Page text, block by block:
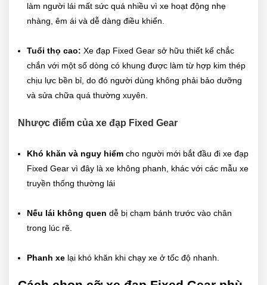
làm người lái mất sức quá nhiều vì xe hoạt động nhẹ
nhàng, êm ái và dễ dàng điều khiển.
Tuổi thọ cao: Xe đạp Fixed Gear sở hữu thiết kế chắc
chắn với một số dòng có khung được làm từ hợp kim thép
chịu lực bền bỉ, do đó người dùng không phải bảo dưỡng
và sửa chữa quá thường xuyên.
Nhược điểm của xe đạp Fixed Gear
Khó khăn và nguy hiểm cho người mới bắt đầu đi xe đạp
Fixed Gear vì đây là xe không phanh, khác với các mẫu xe
truyền thống thường lái
Nếu lái không quen dễ bị chạm bánh trước vào chân
trong lúc rẽ.
Phanh xe lại khó khăn khi chạy xe ở tốc độ nhanh.